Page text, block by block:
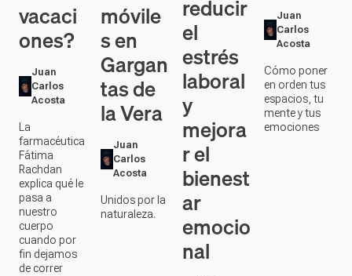
vacaci
ones?
Juan
Carlos
Acosta
La
farmacéutica
Fátima
Rachdan
explica qué le
pasa a
nuestro
cuerpo
cuando por
fin dejamos
de correr
móvile
s en
Gargan
tas de
la Vera
Juan
Carlos
Acosta
Unidos por la
naturaleza.
reducir
el
estrés
laboral
y
mejora
r el
bienest
ar
emocio
nal
Juan
Carlos
Acosta
Cómo poner
en orden tus
espacios, tu
mente y tus
emociones